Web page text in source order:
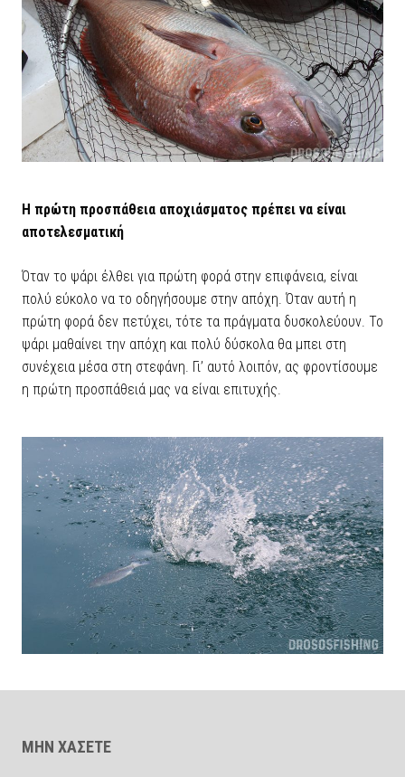
Η πρώτη προσπάθεια αποχιάσματος πρέπει να είναι
αποτελεσματική
Όταν το ψάρι έλθει για πρώτη φορά στην επιφάνεια, είναι
πολύ εύκολο να το οδηγήσουμε στην απόχη. Όταν αυτή η
πρώτη φορά δεν πετύχει, τότε τα πράγματα δυσκολεύουν. Το
ψάρι μαθαίνει την απόχη και πολύ δύσκολα θα μπει στη
συνέχεια μέσα στη στεφάνη. Γι’ αυτό λοιπόν, ας φροντίσουμε
η πρώτη προσπάθειά μας να είναι επιτυχής.
ΜΗΝ ΧΑΣΕΤΕ